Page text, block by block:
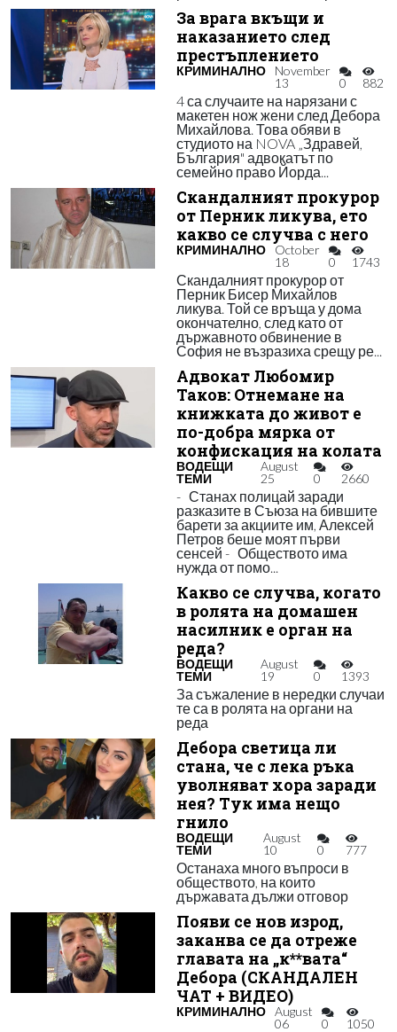
За врага вкъщи и
наказанието след
престъплението
КРИМИНАЛНО
November
13
0 882
4 са случаите на нарязани с
макетен нож жени след Дебора
Михайлова. Това обяви в
студиото на NOVA „Здравей,
България" адвокатът по
семейно право Йорда...
Скандалният прокурор
от Перник ликува, ето
какво се случва с него
КРИМИНАЛНО
October
18
0 1743
Скандалният прокурор от
Перник Бисер Михайлов
ликува. Той се връща у дома
окончателно, след като от
държавното обвинение в
София не възразиха срещу ре...
Адвокат Любомир
Таков: Отнемане на
книжката до живот е
по-добра мярка от
конфискация на колата
ВОДЕЩИ
ТЕМИ
August
25
0 2660
- Станах полицай заради
разказите в Съюза на бившите
барети за акциите им, Алексей
Петров беше моят първи
сенсей - Обществото има
нужда от помо...
Какво се случва, когато
в ролята на домашен
насилник е орган на
реда?
ВОДЕЩИ
ТЕМИ
August
19
0 1393
За съжаление в нередки случаи
те са в ролята на органи на
реда
Дебора светица ли
стана, че с лека ръка
уволняват хора заради
нея? Тук има нещо
гнило
ВОДЕЩИ
ТЕМИ
August
10
0 777
Останаха много въпроси в
обществото, на които
държавата дължи отговор
Появи се нов изрод,
заканва се да отреже
главата на „к**вата“
Дебора (СКАНДАЛЕН
ЧАТ + ВИДЕО)
КРИМИНАЛНО
August
06
0 1050